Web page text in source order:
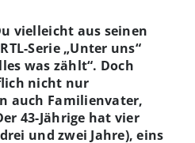
vielleicht aus seinen
Serie „Unter uns“
was zählt“. Doch
nicht nur
auch Familienvater,
43-Jährige hat vier
und zwei Jahre), eins